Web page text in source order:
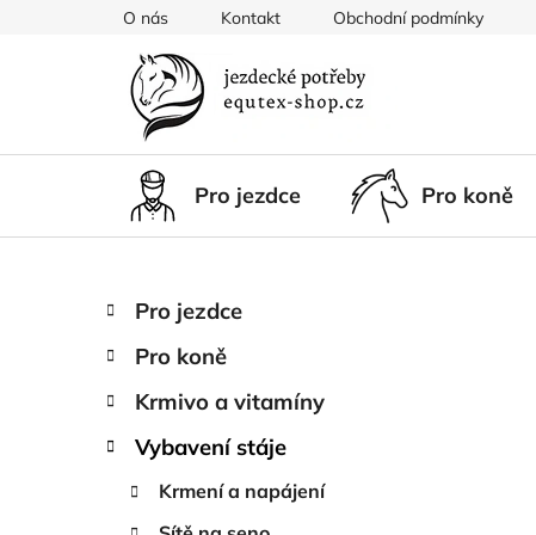
O nás Kontakt Obchodní podmínky
Pro jezdce Pro koně
P
s
t
a
Přeskočit
kategorie
K
a
g
Pro jezdce
Pro koně
Krmivo a vitamíny
Vybavení stáje
Krmení a napájení